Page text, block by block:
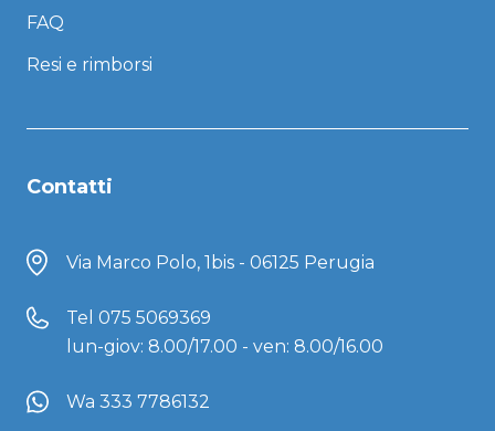
FAQ
Resi e rimborsi
Contatti
Via Marco Polo, 1bis - 06125 Perugia
Tel 075 5069369
lun-giov: 8.00/17.00 - ven: 8.00/16.00
Wa 333 7786132